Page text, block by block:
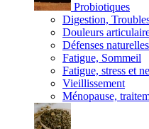
Probiotiques
Digestion,
Douleurs
Défenses
Fatigue, Sommeil
Fatigue, stress et
Vieillissement
Ménopause,